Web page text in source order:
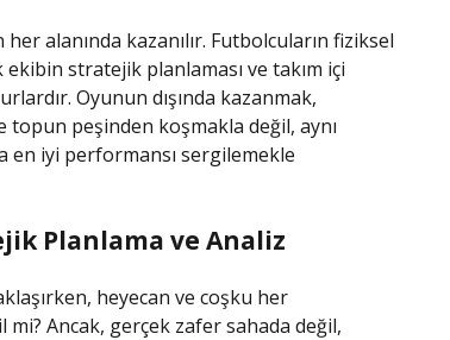
alanında kazanılır. Futbolcuların fiziksel
stratejik planlaması ve takım içi
Oyunun dışında kazanmak,
peşinden koşmakla değil, aynı
en iyi performansı sergilemekle
Planlama ve Analiz
heyecan ve coşku her
Ancak, gerçek zafer sahada değil,